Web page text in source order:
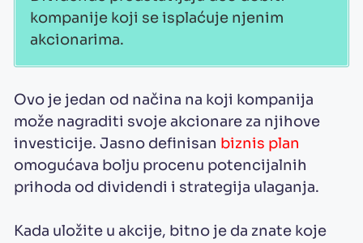
kompanije koji se isplaćuje njenim
akcionarima.
Ovo je jedan od načina na koji kompanija
može nagraditi svoje akcionare za njihove
investicije. Jasno definisan biznis plan
omogućava bolju procenu potencijalnih
prihoda od dividendi i strategija ulaganja.
Kada uložite u akcije, bitno je da znate koje